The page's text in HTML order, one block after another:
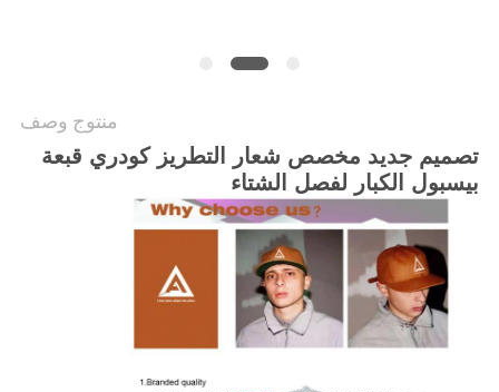
منتوج وصف
تصميم جديد مخصص شعار التطريز كودري قبعة
بيسبول الكبار لفصل الشتاء